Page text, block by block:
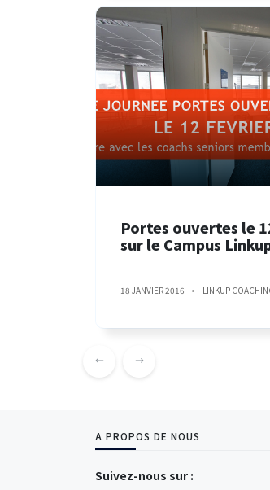
Portes ouvertes le
sur le Campus
18 JANVIER 2016 LINKUP
A PROPOS DE NOUS
Suivez-nous sur :